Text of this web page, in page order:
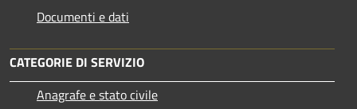
Documenti e dati
CATEGORIE DI SERVIZIO
Anagrafe e stato civile